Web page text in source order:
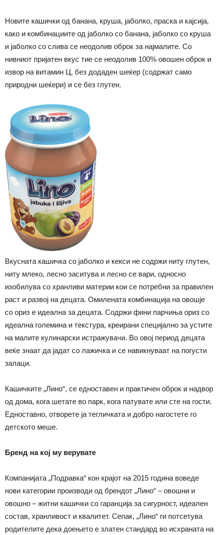
Новите кашички од банана, круша, јаболко, праска и кајсија,
како и комбинациите од јаболко со банана, јаболко со круша
и јаболко со слива се неодолив оброк за најмалите. Со
нивниот пријатен вкус тие се неодолив 100% овошен оброк и
извор на витамин Ц, без додаден шеќер (содржат само
природни шеќери) и се без глутен.
Вкусната кашичка со јаболко и кекси не содржи ниту глутен,
ниту млеко, лесно заситува и лесно се вари, односно
изобилува со хранливи материи кои се потребни за правилен
раст и развој на децата. Омилената комбинација на овошје
со ориз е идеална за децата. Содржи фини парчиња ориз со
идеална големина и текстура, креирани специјално за устите
на малите кулинарски истражувачи. Во овој период децата
веќе знаат да јадат со лажичка и се навикнуваат на погусти
залаци.
Кашичките „Лино“, се едноставен и практичен оброк и надвор
од дома, кога шетате во парк, кога патувате или сте на гости.
Едноставно, отворете ја тегличката и добро нагостете го
детското меше.
Бренд на кој му верувате
Компанијата „Подравка“ кон крајот на 2015 година воведе
нови категории производи од брендот „Лино“ – овошни и
овошно – житни кашички со гаранција за сигурност, идеален
состав, хранливост и квалитет. Сепак, „Лино“ ги потсетува
родителите дека доењето е златен стандард во исхраната на